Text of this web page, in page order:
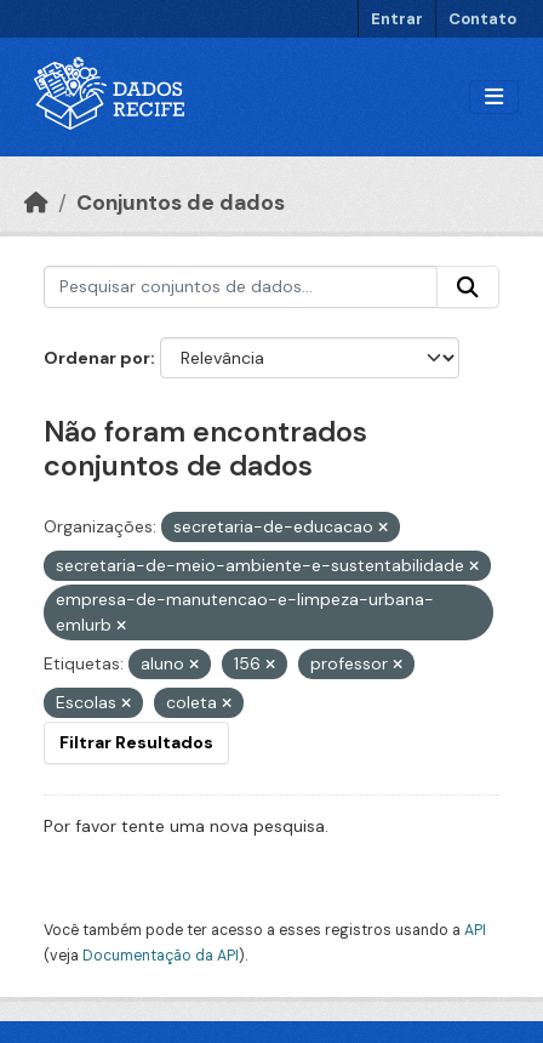
Entrar Contato
Conjuntos de dados
Ordenar por
Não foram encontrados
conjuntos de dados
Organizações:
secretaria-de-educacao
secretaria-de-meio-ambiente-e-sustentabilidade
empresa-de-manutencao-e-limpeza-urbana-
emlurb
Etiquetas:
aluno 156
professor
Escolas
coleta
Filtrar Resultados
Por favor tente uma nova pesquisa.
Você também pode ter acesso a esses registros usando a API
(veja Documentação da API).